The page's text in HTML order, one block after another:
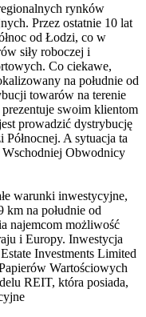
rynków
Przez ostatnie 10 lat
od Łodzi, co w
siły roboczej i
Co ciekawe,
na południe od
towarów na terenie
swoim klientom
prowadzić dystrybucję
A sytuacja ta
Wschodniej Obwodnicy
warunki inwestycyjne,
km na południe od
najemcom możliwość
i Europy. Inwestycja
Investments Limited
Wartościowych
REIT, która posiada,